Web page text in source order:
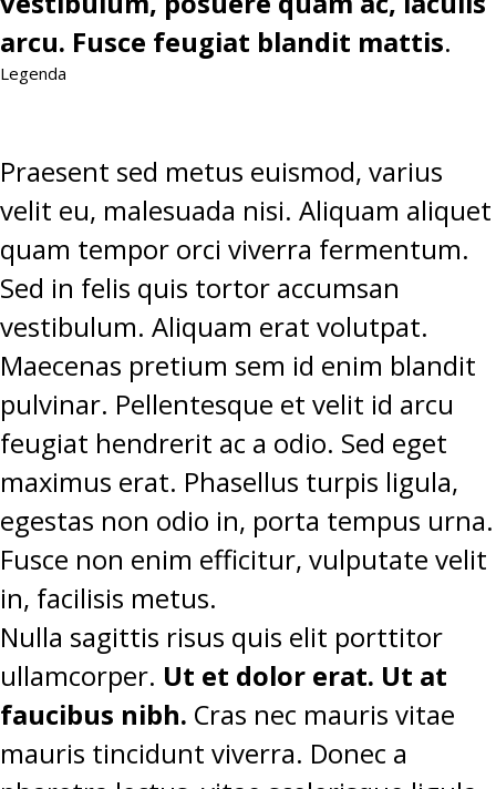
arcu. Fusce feugiat blandit mattis.
Legenda
Praesent sed metus euismod, varius
velit eu, malesuada nisi. Aliquam aliquet
quam tempor orci viverra fermentum.
Sed in felis quis tortor accumsan
vestibulum. Aliquam erat volutpat.
Maecenas pretium sem id enim blandit
pulvinar. Pellentesque et velit id arcu
feugiat hendrerit ac a odio. Sed eget
maximus erat. Phasellus turpis ligula,
egestas non odio in, porta tempus urna.
Fusce non enim efficitur, vulputate velit
in, facilisis metus.
Nulla sagittis risus quis elit porttitor
ullamcorper. Ut et dolor erat. Ut at
faucibus nibh. Cras nec mauris vitae
mauris tincidunt viverra. Donec a